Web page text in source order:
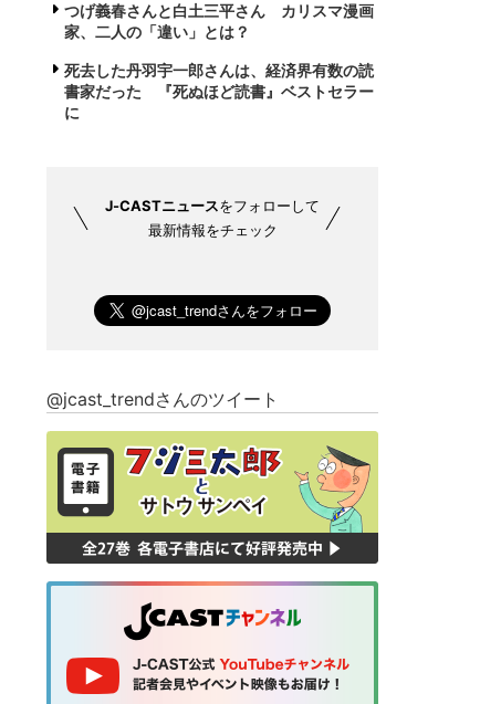
つげ義春さんと白土三平さん カリスマ漫画
家、二人の「違い」とは？
死去した丹羽宇一郎さんは、経済界有数の読
書家だった 『死ぬほど読書』ベストセラー
に
J-CASTニュースをフォローして
最新情報をチェック
@jcast_trendさんのツイート